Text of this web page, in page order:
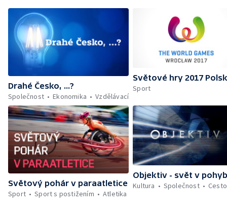
Drahé Česko, ...?
Společnost
Ekonomika Vzdělávací
Světové hry 2017
Sport
Světový pohár v paraatletice
Sport
Sport s postižením Atletika
Objektiv - svět v
Kultura
Společnost